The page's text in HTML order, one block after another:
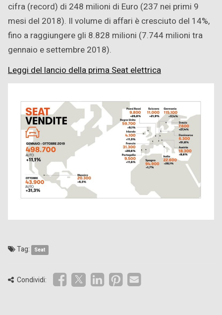
cifra (record) di 248 milioni di Euro (237 nei primi 9
mesi del 2018). Il volume di affari è cresciuto del 14%,
fino a raggiungere gli 8.828 milioni (7.744 milioni tra
gennaio e settembre 2018).
Leggi del lancio della prima Seat elettrica
Tag: Seat
Condividi: